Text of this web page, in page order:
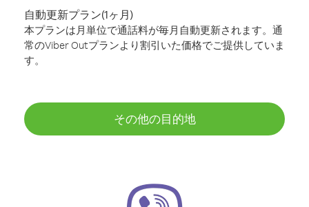
自動更新プラン(1ヶ月)
本プランは月単位で通話料が毎月自動更新されます。通
常のViber Outプランより割引いた価格でご提供していま
す。
その他の目的地